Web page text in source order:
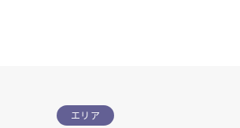
エリア